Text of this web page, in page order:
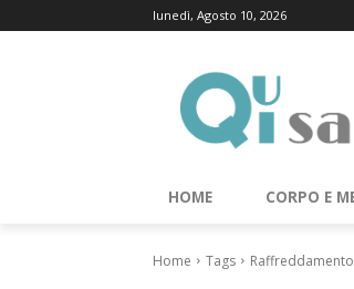
lunedì, Agosto 10, 2026
HOME CORPO E
Home Tags Raffreddamento